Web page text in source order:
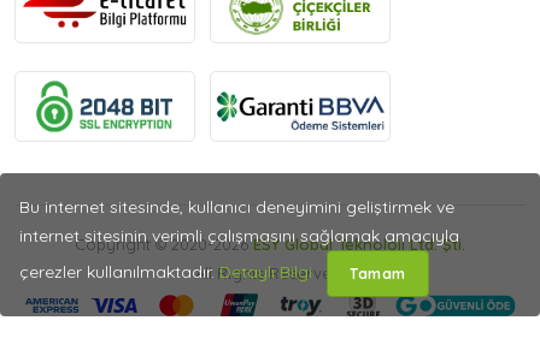
Copyright © 2020-2026ESY Global Teknoloji Ltd. Şti.
All Rights Reserved.
Bu internet sitesinde, kullanıcı deneyimini geliştirmek ve
internet sitesinin verimli çalışmasını sağlamak amacıyla
çerezler kullanılmaktadır.Detaylı Bilgi Tamam